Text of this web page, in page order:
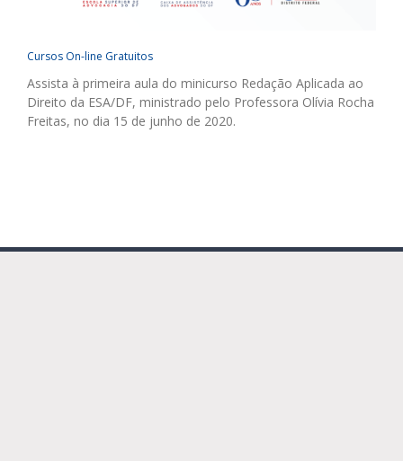
Cursos On-line Gratuitos
Assista à primeira aula do minicurso Redação Aplicada ao
Direito da ESA/DF, ministrado pelo Professora Olívia Rocha
Freitas, no dia 15 de junho de 2020.